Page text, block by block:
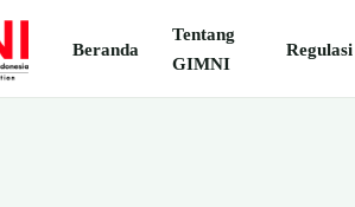
Beranda
Tentang
GIMNI
Regulasi